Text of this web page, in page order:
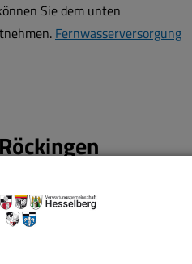
Sie dem unten
Fernwasserversorgung
bezieht sein Wasser vom
Hesselberg-